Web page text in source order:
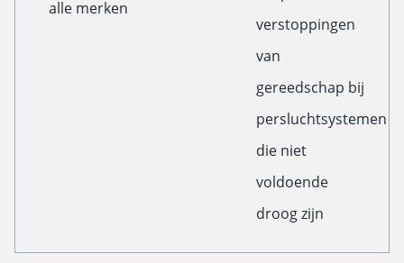
alle merken
verstoppingen
van
gereedschap bij
persluchtsystemen
die niet
voldoende
droog zijn